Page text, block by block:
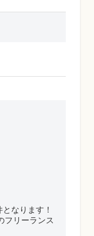
なります！
フリーランス